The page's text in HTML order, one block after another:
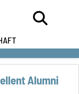
Alumni